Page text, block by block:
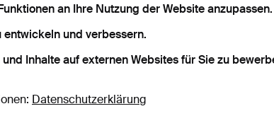
an Ihre Nutzung der Website anzupassen.
entwickeln und verbessern.
Inhalte auf externen Websites für Sie zu
Datenschutzerklärung